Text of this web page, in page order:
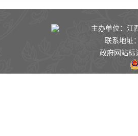
主办单位：江
联系地址
政府网站